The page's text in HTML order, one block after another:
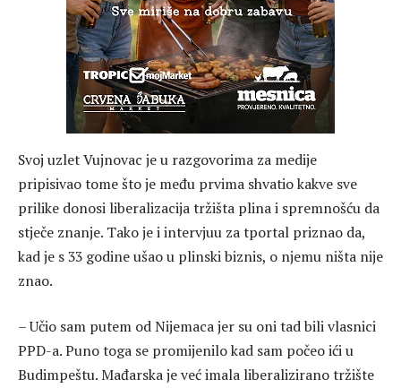
Svoj uzlet Vujnovac je u razgovorima za medije
pripisivao tome što je među prvima shvatio kakve sve
prilike donosi liberalizacija tržišta plina i spremnošću da
stječe znanje. Tako je i intervjuu za tportal priznao da,
kad je s 33 godine ušao u plinski biznis, o njemu ništa nije
znao.
– Učio sam putem od Nijemaca jer su oni tad bili vlasnici
PPD-a. Puno toga se promijenilo kad sam počeo ići u
Budimpeštu. Mađarska je već imala liberalizirano tržište